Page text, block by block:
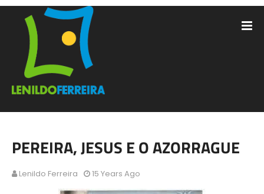
PEREIRA, JESUS E O AZORRAGUE
Lenildo Ferreira 15 Years Ago